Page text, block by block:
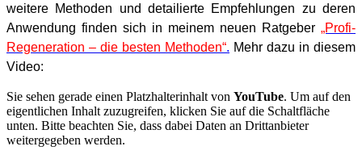
weitere Methoden und detailierte Empfehlungen zu deren
Anwendung finden sich in meinem neuen Ratgeber „Profi-
Regeneration – die besten Methoden“. Mehr dazu in diesem
Video:
Sie sehen gerade einen Platzhalterinhalt von YouTube. Um auf den
eigentlichen Inhalt zuzugreifen, klicken Sie auf die Schaltfläche
unten. Bitte beachten Sie, dass dabei Daten an Drittanbieter
weitergegeben werden.